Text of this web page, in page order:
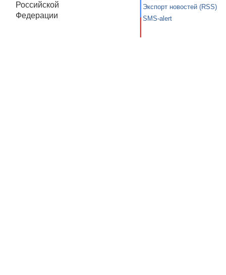
Российской
Федерации
Экспорт новостей (RSS)
SMS-alert